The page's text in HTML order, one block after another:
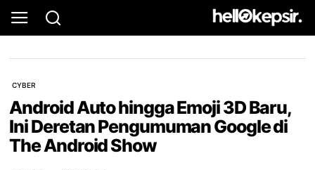
CYBER
Android Auto hingga Emoji 3D Baru,
Ini Deretan Pengumuman Google di
The Android Show